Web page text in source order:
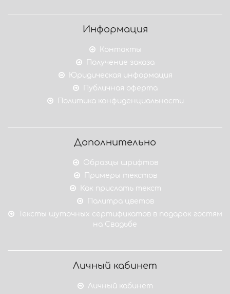
Информация
Контакты
Получение заказа
Юридическая информация
Публичная оферта
Политика конфиденциальности
Дополнительно
Образцы шрифтов
Примеры текстов
Как прислать текст
Палитра цветов
Тексты шуточных сертификатов в подарок гостям
на Свадьбе
Личный кабинет
Личный кабинет